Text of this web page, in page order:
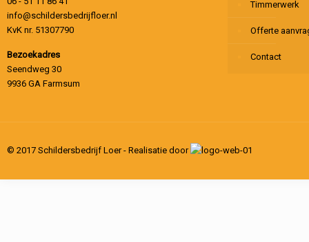
info@schildersbedrijfloer.nl
KvK nr. 51307790
Bezoekadres
Seendweg 30
9936 GA Farmsum
Timmerwerk
Offerte
Contact
© 2017 Schildersbedrijf Loer - Realisatie door